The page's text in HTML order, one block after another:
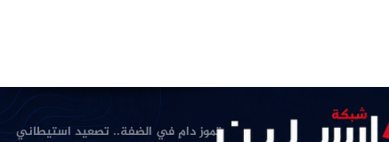
«العدالة أساس المصالحة»
تموز دامٍ في الضفة.. تصعيد استيطاني